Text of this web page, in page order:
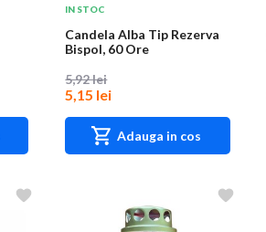
IN STOC
Candela Alba Tip Rezerva
Bispol, 60 Ore
5,92 lei
5,15 lei
Adauga in cos